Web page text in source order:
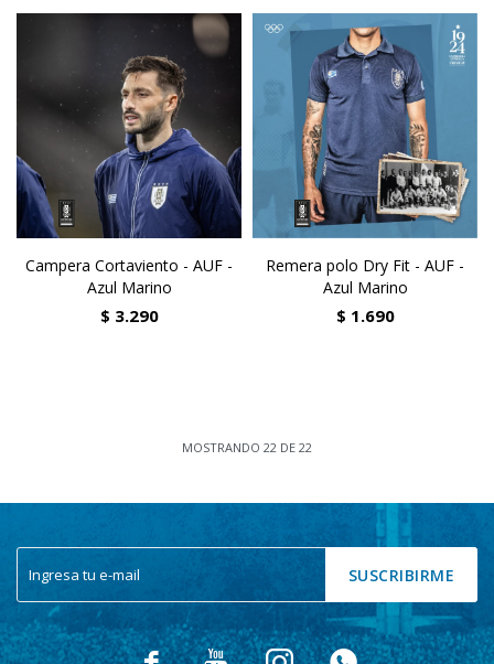
Campera Cortaviento - AUF -
Azul Marino
$ 3.290
Remera polo Dry Fit - AUF -
Azul Marino
$ 1.690
MOSTRANDO 22 DE 22
SUSCRIBIRME